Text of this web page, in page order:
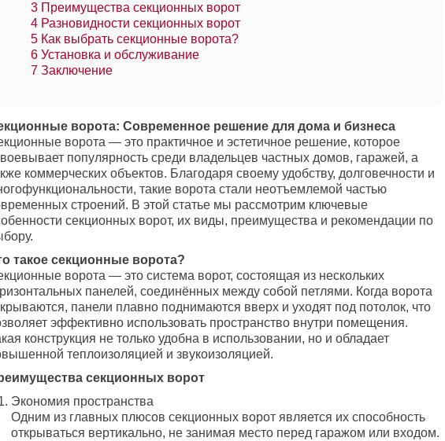
3 Преимущества секционных ворот
4 Разновидности секционных ворот
5 Как выбрать секционные ворота?
6 Установка и обслуживание
7 Заключение
ворота: Современное решение для дома и бизнеса
ворота — это практичное и эстетичное решение, которое
популярность среди владельцев частных домов, гаражей, а
коммерческих объектов. Благодаря своему удобству, долговечности и
такие ворота стали неотъемлемой частью
строений. В этой статье мы рассмотрим ключевые
секционных ворот, их виды, преимущества и рекомендации по
такое секционные ворота?
ворота — это система ворот, состоящая из нескольких
панелей, соединённых между собой петлями. Когда ворота
панели плавно поднимаются вверх и уходят под потолок, что
эффективно использовать пространство внутри помещения.
конструкция не только удобна в использовании, но и обладает
теплоизоляцией и звукоизоляцией.
секционных ворот
Экономия пространства
Одним из главных плюсов секционных ворот является их способность
открываться вертикально, не занимая место перед гаражом или входом.